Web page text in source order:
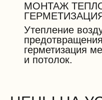
МОНТАЖ
Утепление
герметизация
и потолок.